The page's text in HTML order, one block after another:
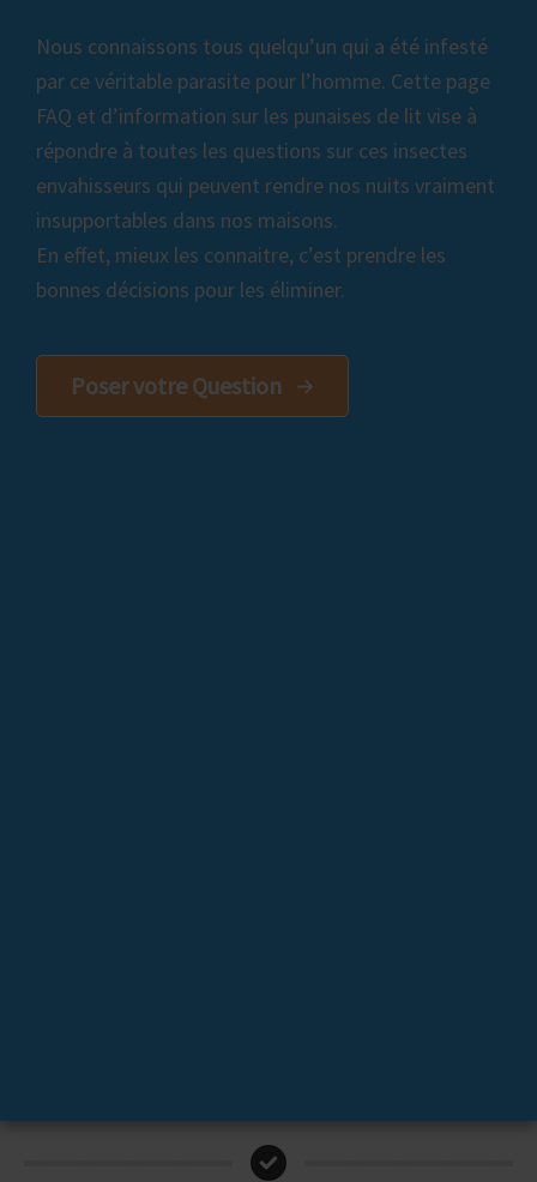
Nous connaissons tous quelqu’un qui a été infesté
par ce véritable parasite pour l’homme. Cette page
FAQ et d’information sur les punaises de lit vise à
répondre à toutes les questions sur ces insectes
envahisseurs qui peuvent rendre nos nuits vraiment
insupportables dans nos maisons.
En effet, mieux les connaitre, c’est prendre les
bonnes décisions pour les éliminer.
Poser votre Question